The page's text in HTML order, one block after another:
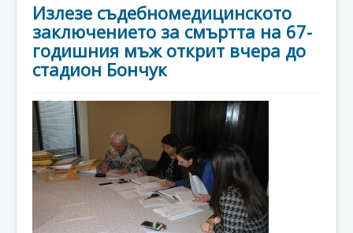
Излезе съдебномедицинското
заключението за смъртта на 67-
годишния мъж открит вчера до
стадион Бончук